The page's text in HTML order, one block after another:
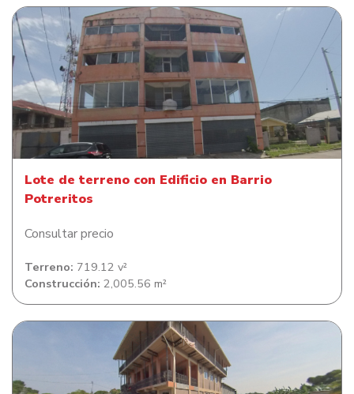
Lote de terreno con Edificio en Barrio Potreritos
Lote de terreno con Edificio en Barrio
Potreritos
Consultar precio
Terreno: 719.12 v²
Construcción: 2,005.56 m²